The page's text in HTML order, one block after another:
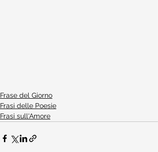
Frase del Giorno
Frasi delle Poesie
Frasi sull'Amore